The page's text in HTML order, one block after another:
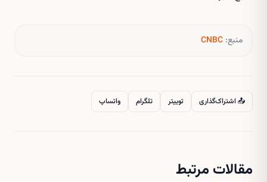
منبع: CNBC
📤 اشتراک‌گذاری توییتر تلگرام واتساپ
مقالات مرتبط